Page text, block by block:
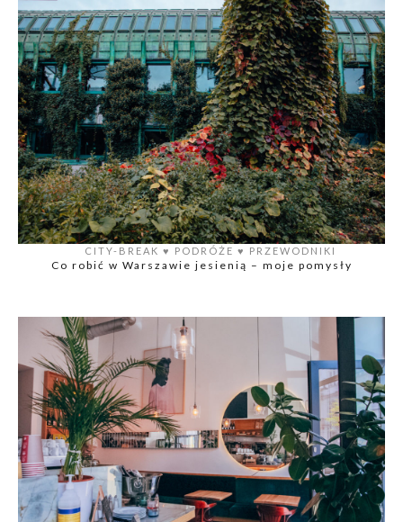
CITY-BREAK ♥️ PODRÓŻE ♥️ PRZEWODNIKI
Co robić w Warszawie jesienią – moje pomysły